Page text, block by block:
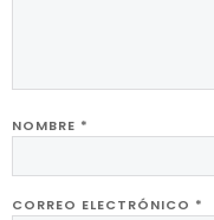
NOMBRE *
CORREO ELECTRÓNICO *